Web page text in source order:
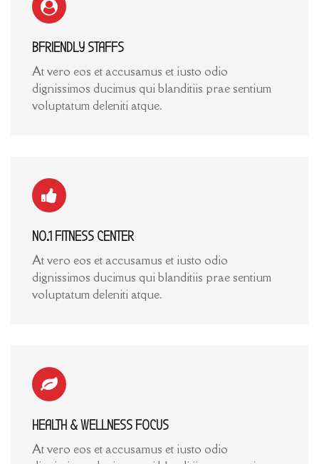
BFRIENDLY STAFFS
At vero eos et accusamus et iusto odio
dignissimos ducimus qui blanditiis prae sentium
voluptatum deleniti atque.
NO.1 FITNESS CENTER
At vero eos et accusamus et iusto odio
dignissimos ducimus qui blanditiis prae sentium
voluptatum deleniti atque.
HEALTH & WELLNESS FOCUS
At vero eos et accusamus et iusto odio